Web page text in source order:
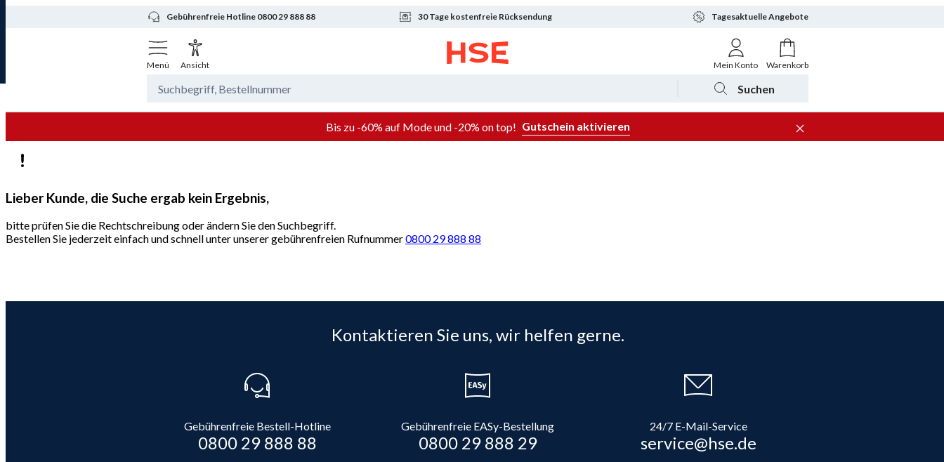
Gebührenfreie Hotline 0800 29 888 88 30 Tage kostenfreie Rücksendung Tagesaktuelle Angebote
Menü Ansicht Mein Konto Warenkorb
Suchen
Bis zu -60% auf Mode und -20% on top! Gutschein aktivieren
Lieber Kunde, die Suche ergab kein Ergebnis,
bitte prüfen Sie die Rechtschreibung oder ändern Sie den Suchbegriff.
Bestellen Sie jederzeit einfach und schnell unter unserer gebührenfreien Rufnummer0800 29 888 88
Kontaktieren Sie uns, wir helfen gerne.
Gebührenfreie Bestell-Hotline
0800 29 888 88
Gebührenfreie EASy-Bestellung
0800 29 888 29
24/7 E-Mail-Service
service@hse.de